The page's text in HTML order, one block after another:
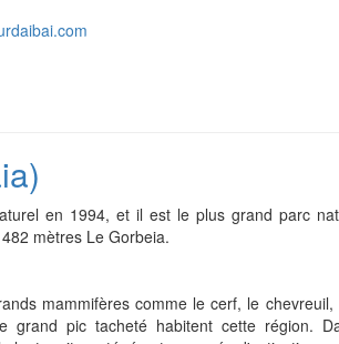
en 1994, et il est le plus grand parc
mètres Le Gorbeia.
mammifères comme le cerf, le
grand pic tacheté habitent cette région.